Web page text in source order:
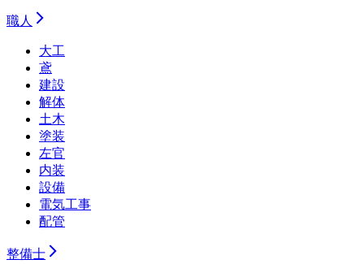
職人
大工
鳶
建設
解体
土木
塗装
左官
内装
設備
電気工事
配管
整備士